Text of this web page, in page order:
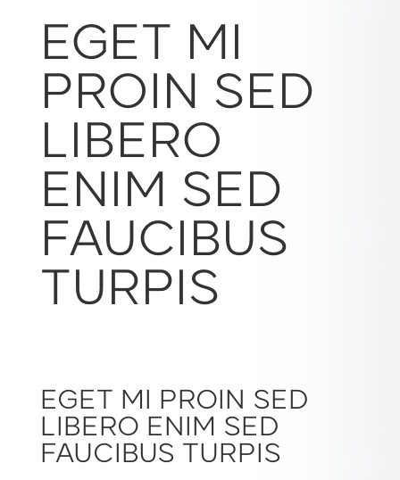
EGET MI
PROIN SED
LIBERO
ENIM SED
FAUCIBUS
TURPIS
EGET MI PROIN SED
LIBERO ENIM SED
FAUCIBUS TURPIS